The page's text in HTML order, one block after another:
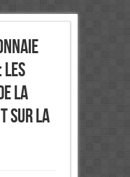
la
sur la